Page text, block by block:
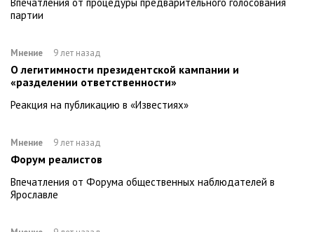
партии
Мнение 9 лет назад
О легитимности президентской кампании и
«разделении ответственности»
Реакция на публикацию в «Известиях»
Мнение 9 лет назад
Форум реалистов
Впечатления от Форума общественных наблюдателей в
Ярославле